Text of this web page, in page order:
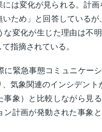
には変化が見られる。計
いため」と回答している
な変化が生じた理由は不
指摘されている。
に緊急事態コミュニケー
気象関連のインシデン
事象）と比較しながら見
ン計画が発動された事象